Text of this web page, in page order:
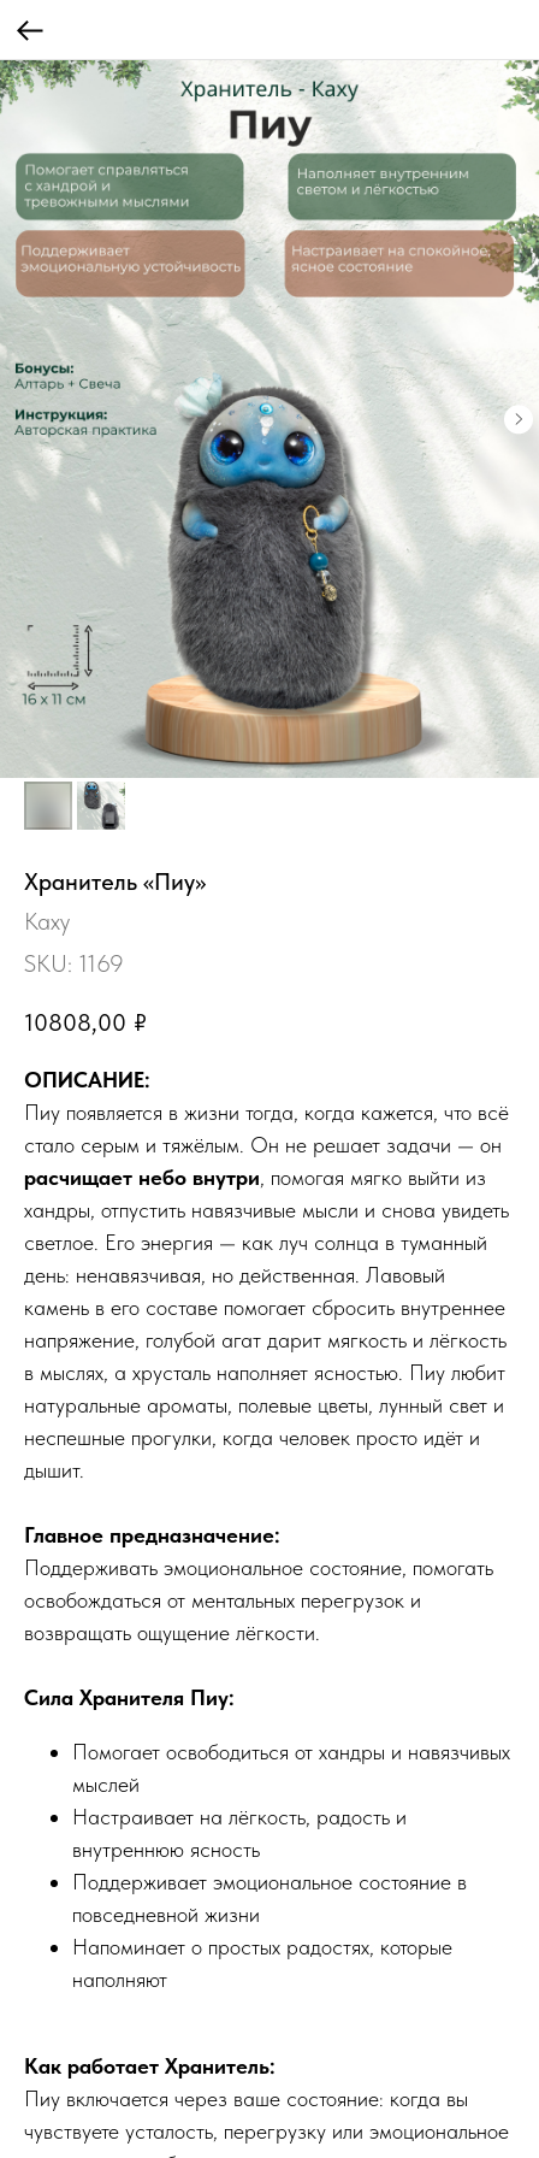
Хранитель «Пиу»
Каху
SKU: 1169
10808,00 ₽
ОПИСАНИЕ:
Пиу появляется в жизни тогда, когда кажется, что всё
стало серым и тяжёлым. Он не решает задачи — он
расчищает небо внутри, помогая мягко выйти из
хандры, отпустить навязчивые мысли и снова увидеть
светлое. Его энергия — как луч солнца в туманный
день: ненавязчивая, но действенная. Лавовый
камень в его составе помогает сбросить внутреннее
напряжение, голубой агат дарит мягкость и лёгкость
в мыслях, а хрусталь наполняет ясностью. Пиу любит
натуральные ароматы, полевые цветы, лунный свет и
неспешные прогулки, когда человек просто идёт и
дышит.
Главное предназначение:
Поддерживать эмоциональное состояние, помогать
освобождаться от ментальных перегрузок и
возвращать ощущение лёгкости.
Сила Хранителя Пиу:
Помогает освободиться от хандры и навязчивых
мыслей
Настраивает на лёгкость, радость и
внутреннюю ясность
Поддерживает эмоциональное состояние в
повседневной жизни
Напоминает о простых радостях, которые
наполняют
Как работает Хранитель:
Пиу включается через ваше состояние: когда вы
чувствуете усталость, перегрузку или эмоциональное